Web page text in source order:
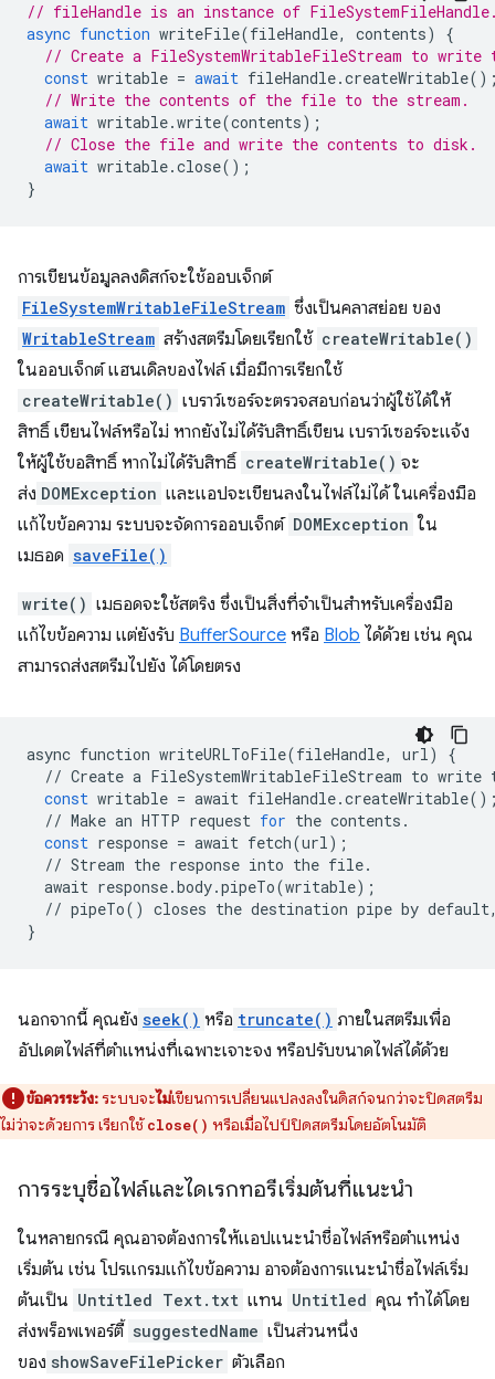
// fileHandle is an instance of
async function writeFile(fileHandle, contents)
{
// Create a FileSystemWritableFileStream to write
const writable = await fileHandle.createWritable
// Write the contents of the file to the stream.
await writable.write(contents);
// Close the file and write the contents to disk.
await writable.close();
}
การเขียนข้อมูลลงดิสก์จะใช้ออบเจ็กต์
FileSystemWritableFileStream ซึ่งเป็นคลาสย่อย ของ
WritableStream สร้างสตรีมโดยเรียกใช้ createWritable()
ในออบเจ็กต์ แฮนเดิลของไฟล์ เมื่อมีการเรียกใช้
createWritable() เบราว์เซอร์จะตรวจสอบก่อนว่าผู้ใช้ได้ให้
สิทธิ์ เขียนไฟล์หรือไม่ หากยังไม่ได้รับสิทธิ์เขียน เบราว์เซอร์จะแจ้ง
ให้ผู้ใช้ขอสิทธิ์ หากไม่ได้รับสิทธิ์ createWritable() จะ
ส่ง DOMException และแอปจะเขียนลงในไฟล์ไม่ได้ ในเครื่องมือ
แก้ไขข้อความ ระบบจะจัดการออบเจ็กต์ DOMException ใน
เมธอด saveFile()
write() เมธอดจะใช้สตริง ซึ่งเป็นสิ่งที่จำเป็นสำหรับเครื่องมือ
แก้ไขข้อความ แต่ยังรับ BufferSource หรือ Blob ได้ด้วย เช่น คุณ
สามารถส่งสตรีมไปยัง ได้โดยตรง
async function writeURLToFile(fileHandle, url)
{
// Create a FileSystemWritableFileStream to write
const writable = await fileHandle.createWritable
// Make an HTTP request for the contents .
const response = await fetch(url);
// Stream the response into the file.
await response.body.pipeTo(writable);
// pipeTo() closes the destination pipe by default
}
นอกจากนี้ คุณยัง seek() หรือ truncate() ภายในสตรีมเพื่อ
อัปเดตไฟล์ที่ตำแหน่งที่เฉพาะเจาะจง หรือปรับขนาดไฟล์ได้ด้วย
ข้อควรระวัง:ระบบจะไม่เขียนการเปลี่ยนแปลงลงในดิสก์จนกว่าจะปิดสตรีม
ไม่ว่าจะด้วยการ เรียกใช้close() หรือเมื่อไปป์ปิดสตรีมโดยอัตโนมัติ
การระบุชื่อไฟล์และไดเรกทอรีเริ่มต้นที่แนะนำ
ในหลายกรณี คุณอาจต้องการให้แอปแนะนำชื่อไฟล์หรือตำแหน่ง
เริ่มต้น เช่น โปรแกรมแก้ไขข้อความ อาจต้องการแนะนำชื่อไฟล์เริ่ม
ต้นเป็น Untitled Text.txt แทน Untitled คุณ ทำได้โดย
ส่งพร็อพเพอร์ตี้ suggestedName เป็นส่วนหนึ่ง
ของ showSaveFilePicker ตัวเลือก